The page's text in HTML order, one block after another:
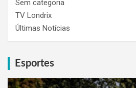
Sem categoria
TV Londrix
Últimas Notícias
Esportes